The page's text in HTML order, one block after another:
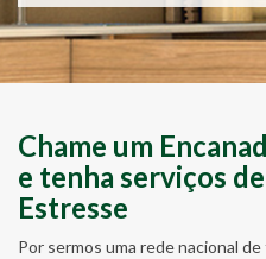
Chame um
e tenha serviços
Estresse
Por sermos uma rede nacional